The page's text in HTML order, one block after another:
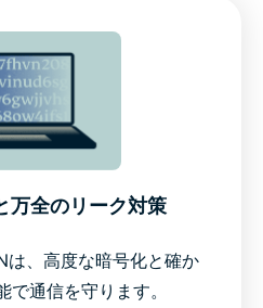
万全のリーク対策
、高度な暗号化と確か
で通信を守ります。